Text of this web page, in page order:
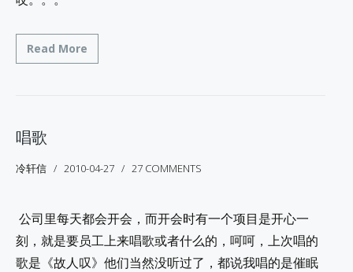
Read More
唱歌
冷轩信 2010-04-27 27 COMMENTS
公司里每天都会开会，而开会时有一个项目是开心一
刻，就是要员工上来唱歌或者什么的，呵呵，上次唱的
歌是《故人叹》他们当然没听过了，都说我唱的是催眠